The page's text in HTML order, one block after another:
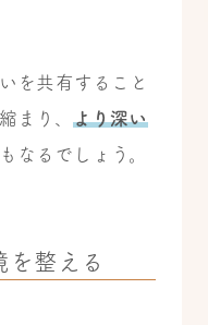
を共有すること
まり、より深い
なるでしょう。
を整える